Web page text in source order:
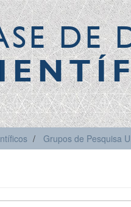
DE
Grupos de Pesquisa